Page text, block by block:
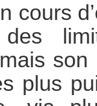
cours
des
plus